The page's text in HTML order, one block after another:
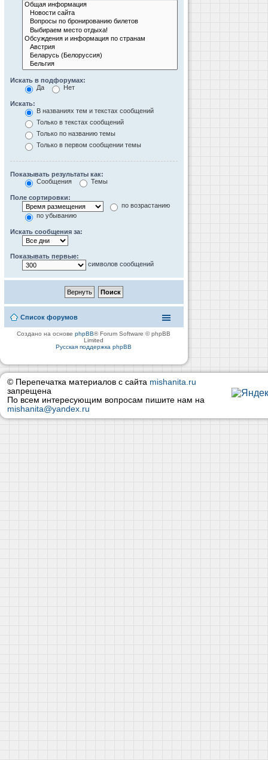
Искать в подфорумах:
Да
Нет
Искать:
В названиях тем и текстах сообщений
Только в текстах сообщений
Только по названию темы
Только в первом сообщении темы
Показывать результаты как:
Сообщения
Темы
Поле сортировки:
по возрастанию
по убыванию
Искать сообщения за:
Показывать первые:
символов сообщений
Список форумов
Создано на основеphpBB® Forum Software © phpBB
Limited
Русская поддержка phpBB
© Перепечатка материалов с сайта mishanita.ru
запрещена
По всем интересующим вопросам пишите нам на
mishanita@yandex.ru